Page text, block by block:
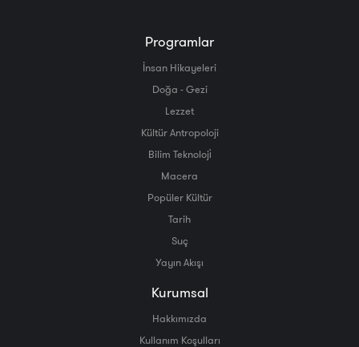
Programlar
İnsan Hikayeleri
Doğa - Gezi
Lezzet
Kültür Antropoloji
Bilim Teknoloji̇
Macera
Popüler Kültür
Tarih
Suç
Yayın Akışı
Kurumsal
Hakkımızda
Kullanım Koşulları